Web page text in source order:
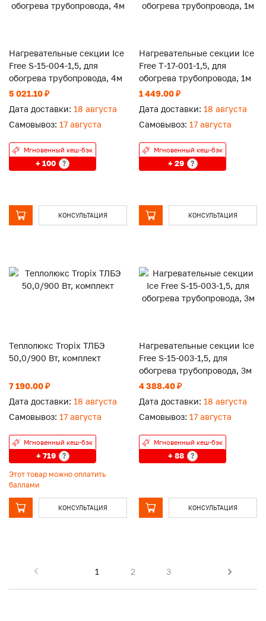
Нагревательные секции Ice
Free S-15-004-1,5, для
обогрева трубопровода, 4м
5 021.10 ₽
Дата доставки: 18 августа
Самовывоз: 17 августа
Мгновенный кеш-бэк
+ 100 ?
КОНСУЛЬТАЦИЯ
Нагревательные секции Ice
Free Т-17-001-1,5, для
обогрева трубопровода, 1м
1 449.00 ₽
Дата доставки: 18 августа
Самовывоз: 17 августа
Мгновенный кеш-бэк
+ 29 ?
КОНСУЛЬТАЦИЯ
Теплолюкс Tropix ТЛБЭ
50,0/900 Вт, комплект
7 190.00 ₽
Дата доставки: 18 августа
Самовывоз: 17 августа
Мгновенный кеш-бэк
+ 719 ?
Этот товар можно оплатить
баллами
КОНСУЛЬТАЦИЯ
Нагревательные секции Ice
Free S-15-003-1,5, для
обогрева трубопровода, 3м
4 388.40 ₽
Дата доставки: 18 августа
Самовывоз: 17 августа
Мгновенный кеш-бэк
+ 88 ?
КОНСУЛЬТАЦИЯ
1 2 3